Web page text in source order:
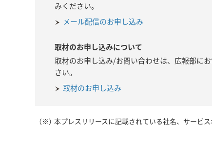
みください。
メール配信のお申し込み
取材のお申し込みについて
取材のお申し込み/お問い合わせは、広報部に
さい。
取材のお申し込み
（※）本プレスリリースに記載されている社名、サービ